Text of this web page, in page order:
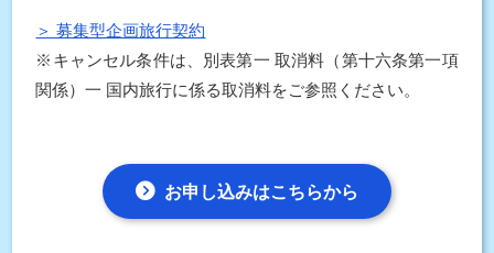
＞ 募集型企画旅行契約
※キャンセル条件は、別表第一 取消料（第十六条第一項
関係）一 国内旅行に係る取消料をご参照ください。
お申し込みはこちらから